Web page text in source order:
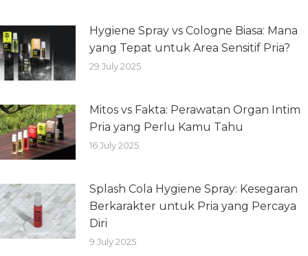
Hygiene Spray vs Cologne Biasa: Mana
yang Tepat untuk Area Sensitif Pria?
29 July 2025
Mitos vs Fakta: Perawatan Organ Intim
Pria yang Perlu Kamu Tahu
16 July 2025
Splash Cola Hygiene Spray: Kesegaran
Berkarakter untuk Pria yang Percaya
Diri
9 July 2025